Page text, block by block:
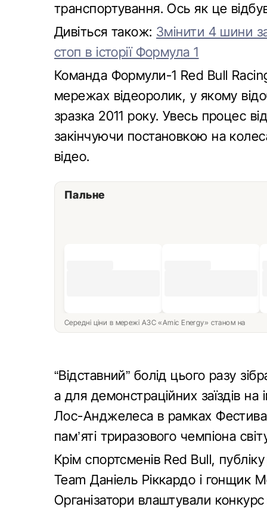
транспортування. Ось як це
Дивіться також: Змінити 4 шини
стоп в історії Формула 1
Команда Формули-1 Red Bull
мережах відеоролик, у якому
зразка 2011 року. Увесь процес
закінчуючи постановкою на
відео.
Пальне
Середні ціни в мережі АЗС «Amic Energy» станом на
“Відставний” болід цього разу
а для демонстраційних заїздів на
Лос-Анджелеса в рамках
пам’яті триразового чемпіона
Крім спортсменів Red Bull,
Team Даніель Ріккардо і гонщик
Організатори влаштували